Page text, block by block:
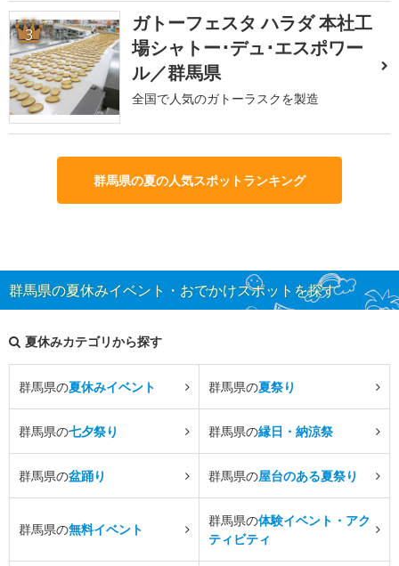
3
ガトーフェスタ ハラダ 本社工
場シャトー･デュ･エスポワー
ル／群馬県
全国で人気のガトーラスクを製造
群馬県の夏の人気スポットランキング
群馬県の夏休みイベント・おでかけスポットを探す
夏休みカテゴリから探す
群馬県の夏休みイベント 群馬県の夏祭り
群馬県の七夕祭り 群馬県の縁日・納涼祭
群馬県の盆踊り 群馬県の屋台のある夏祭り
群馬県の無料イベント
群馬県の体験イベント・アク
ティビティ